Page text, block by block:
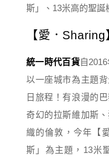
【​​愛．
統一時代百貨自
以一座城市為主題
日旅程！有浪漫的
奇幻的拉斯維加斯
織的倫敦，今年【​​
斯」為主題，13米